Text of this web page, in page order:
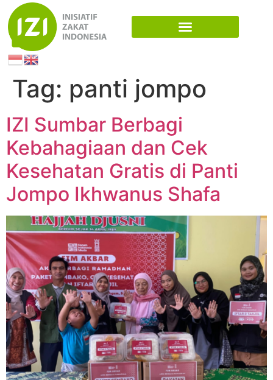
Tag: panti jompo
IZI Sumbar Berbagi
Kebahagiaan dan Cek
Kesehatan Gratis di Panti
Jompo Ikhwanus Shafa